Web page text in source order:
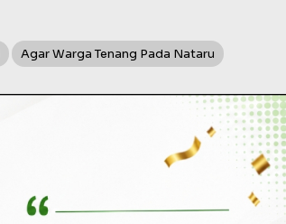
Agar Warga Tenang Pada Nataru